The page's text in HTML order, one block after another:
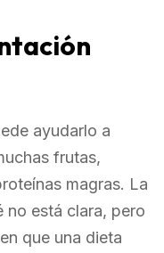
ayudarlo a
frutas,
magras. La
no está clara, pero
que una dieta